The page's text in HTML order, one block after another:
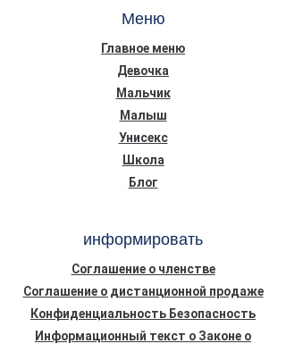
Меню
Главное меню
Девочка
Мальчик
Малыш
Унисекс
Школа
Блог
информировать
Соглашение о членстве
Соглашение о дистанционной продаже
Конфиденциальность Безопасность
Информационный текст о Законе о